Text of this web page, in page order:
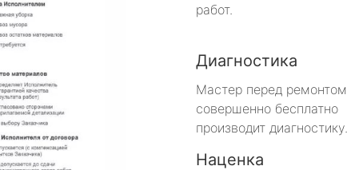
работ.
Диагностика
Мастер перед ремонтом
совершенно бесплатно
производит диагностику.
Наценка